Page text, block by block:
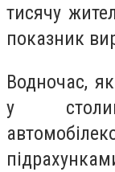
тисячу
показник
Водночас,
у